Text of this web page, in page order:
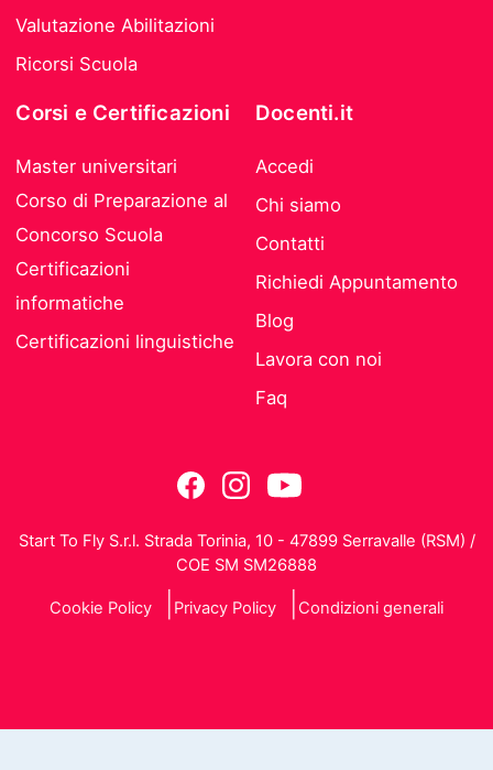
Valutazione Abilitazioni
Ricorsi Scuola
Corsi e Certificazioni
Master universitari
Corso di Preparazione al
Concorso Scuola
Certificazioni
informatiche
Certificazioni linguistiche
Docenti.it
Accedi
Chi siamo
Contatti
Richiedi Appuntamento
Blog
Lavora con noi
Faq
Start To Fly S.r.l. Strada Torinia, 10 - 47899 Serravalle (RSM) /
COE SM SM26888
Cookie Policy Privacy Policy Condizioni generali